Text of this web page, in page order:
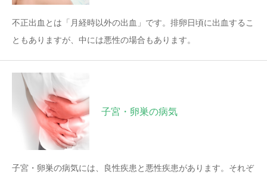
不正出血とは「月経時以外の出血」です。排卵日頃に出血するこ
ともありますが、中には悪性の場合もあります。
子宮・卵巣の病気
子宮・卵巣の病気には、良性疾患と悪性疾患があります。それぞ